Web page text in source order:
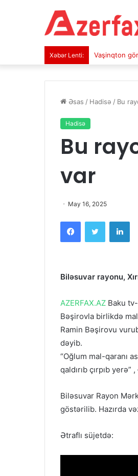
Xəbər Lenti: Vaşinqton
Əsas / Hadisə / Bu
Hadisə
Bu
var
May 16, 2025
Biləsuvar rayonu,
AZERFAX.AZ Baku
Bəşirovla birlikdə
Ramin Bəşirovu
dəyib.
“Oğlum mal-qaranı
qaldırıb çırpıb
Biləsuvar Rayon
göstərilib. Hazırda
Ətraflı süjetdə: